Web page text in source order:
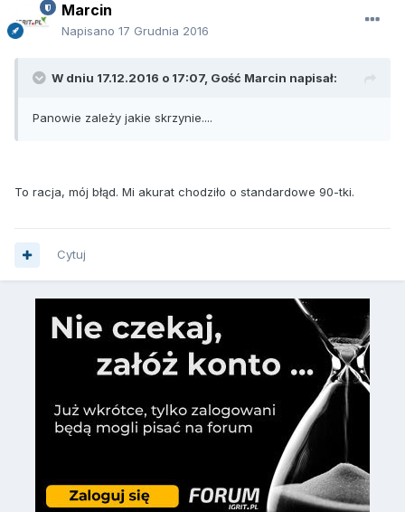
Marcin
Napisano 17 Grudnia 2016
W dniu 17.12.2016 o 17:07, Gość Marcin napisał:
Panowie zależy jakie skrzynie....
To racja, mój błąd. Mi akurat chodziło o standardowe 90-tki.
Cytuj